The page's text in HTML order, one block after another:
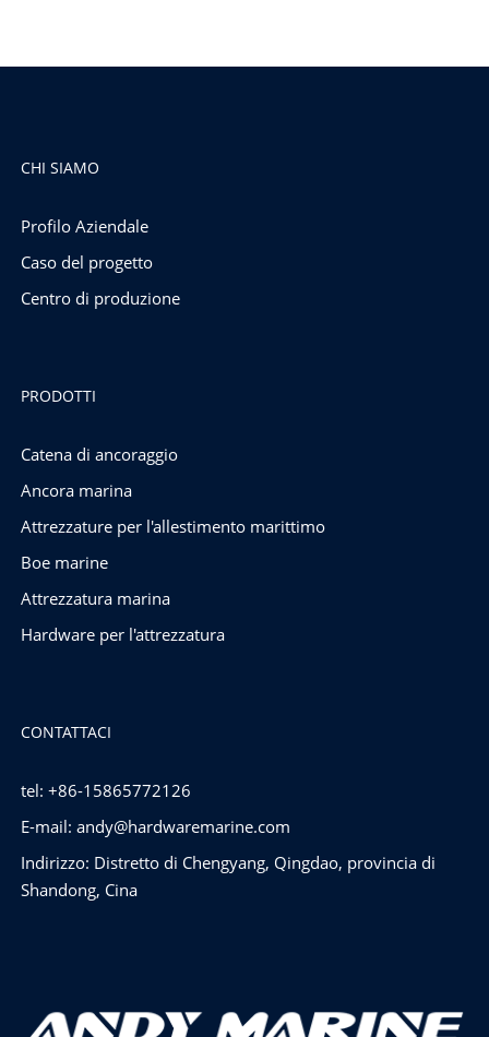
CHI SIAMO
Profilo Aziendale
Caso del progetto
Centro di produzione
PRODOTTI
Catena di ancoraggio
Ancora marina
Attrezzature per l'allestimento marittimo
Boe marine
Attrezzatura marina
Hardware per l'attrezzatura
CONTATTACI
tel: +86-15865772126
E-mail: andy@hardwaremarine.com
Indirizzo: Distretto di Chengyang, Qingdao, provincia di
Shandong, Cina